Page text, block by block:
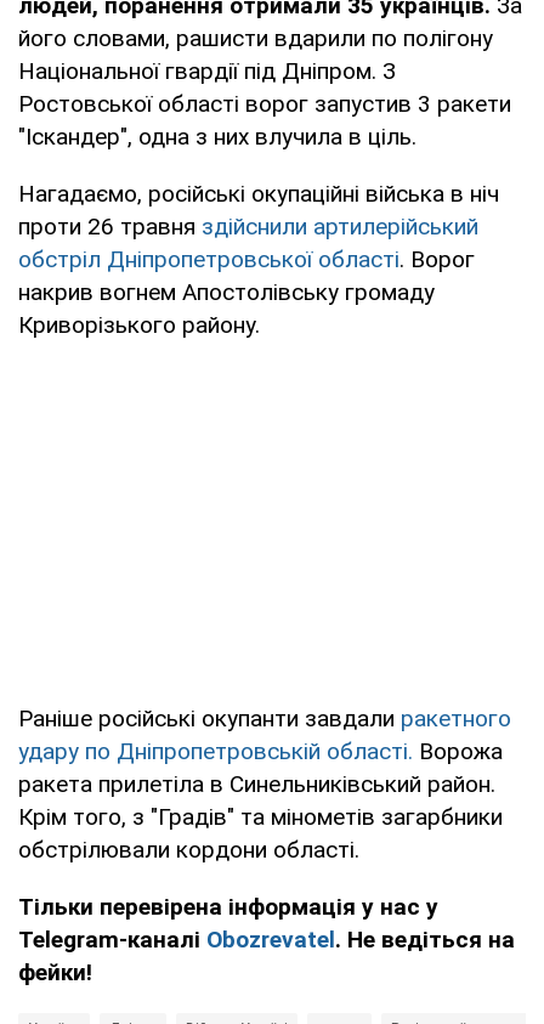
його словами, рашисти вдарили по полігону
Національної гвардії під Дніпром. З
Ростовської області ворог запустив 3 ракети
"Іскандер", одна з них влучила в ціль.
Нагадаємо, російські окупаційні війська в ніч
проти 26 травня здійснили артилерійський
обстріл Дніпропетровської області. Ворог
накрив вогнем Апостолівську громаду
Криворізького району.
Раніше російські окупанти завдали ракетного
удару по Дніпропетровській області. Ворожа
ракета прилетіла в Синельниківський район.
Крім того, з "Градів" та мінометів загарбники
обстрілювали кордони області.
Тільки перевірена інформація у нас у
Telegram-каналі Obozrevatel. Не ведіться на
фейки!